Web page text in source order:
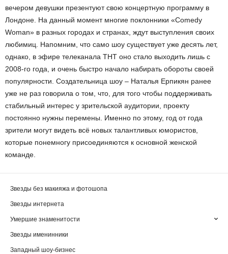
вечером девушки презентуют свою концертную программу в
Лондоне. На данный момент многие поклонники «Comedy
Woman» в разных городах и странах, ждут выступления своих
любимиц. Напомним, что само шоу существует уже десять лет,
однако, в эфире телеканала ТНТ оно стало выходить лишь с
2008-го года, и очень быстро начало набирать обороты своей
популярности. Создательница шоу – Наталья Ерпикян ранее
уже не раз говорила о том, что, для того чтобы поддерживать
стабильный интерес у зрительской аудитории, проекту
постоянно нужны перемены. Именно по этому, год от года
зрители могут видеть всё новых талантливых юмористов,
которые понемногу присоединяются к основной женской
команде.
Звезды без макияжа и фотошопа
Звезды интернета
Умершие знаменитости
Звезды именинники
Западный шоу-бизнес